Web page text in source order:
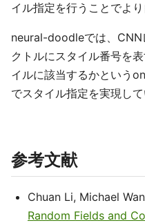
イル指定を行うことでよ
neural-doodleでは、CNN
クトルにスタイル番号を
イルに該当するかという
でスタイル指定を実現して
参考文献
Chuan Li, Michael
Random Fields and